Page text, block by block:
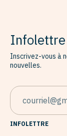
Infolettre
Inscrivez-vous à
nouvelles.
EMAIL
INFOLETTRE